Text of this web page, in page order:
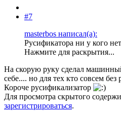
#7
masterbos написал(а):
Русификатора ни у кого
Нажмите для раскрытия...
На скорую руку сделал
себе.... но для тех кто совсем без
Короче русификализатор
Для просмотра скрытого
зарегистрироваться.